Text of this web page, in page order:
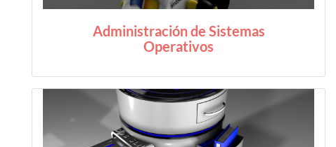
Administración de Sistemas
Operativos